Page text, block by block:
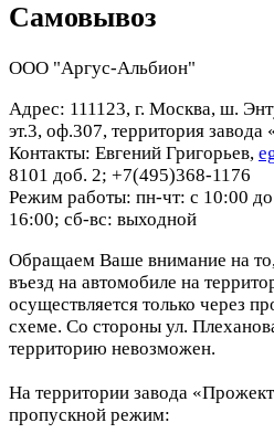
Самовывоз
ООО "Аргус-Альбион"
Адрес: 111123, г. Москва, ш.
эт.3, оф.307, территория
Контакты: Евгений Григорьев,
8101 доб. 2; +7(495)368-1176
Режим работы: пн-чт: с 10:00
16:00; сб-вс: выходной
Обращаем Ваше внимание на
въезд на автомобиле на
осуществляется только через
схеме. Со стороны ул.
территорию невозможен.
На территории завода
пропускной режим: